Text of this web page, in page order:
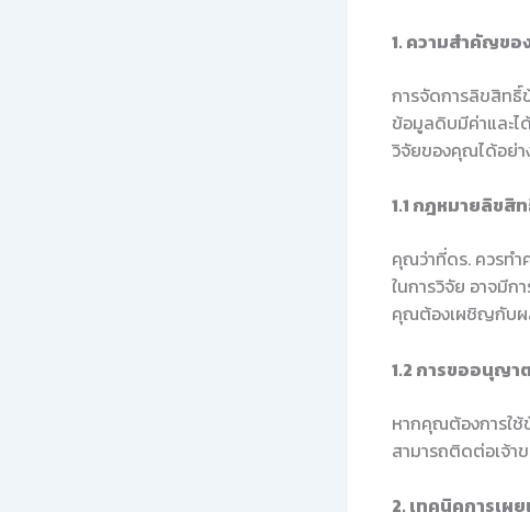
1. ความสำคัญข
การจัดการลิขสิทธิ์
ข้อมูลดิบมีค่าและไ
วิจัยของคุณได้อย่า
1.1 กฎหมายลิขสิ
คุณว่าที่ดร. ควรทำ
ในการวิจัย อาจมีก
คุณต้องเผชิญกับผ
1.2 การขออนุญา
หากคุณต้องการใ
สามารถติดต่อเจ้
2. เทคนิคการเ